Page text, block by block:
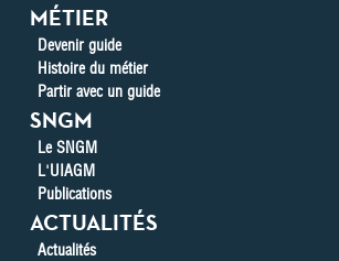
MÉTIER
Devenir guide
Histoire du métier
Partir avec un guide
SNGM
Le SNGM
L'UIAGM
Publications
ACTUALITÉS
Actualités